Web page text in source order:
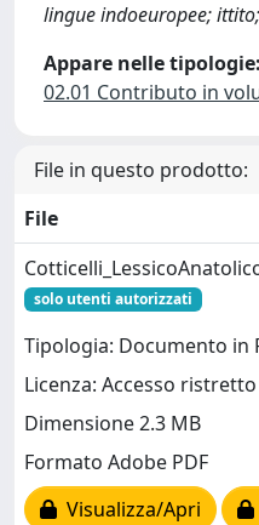
lingue indoeuropee;
Appare nelle tipologie:
02.01 Contributo in
File in questo prodotto:
File
solo utenti autorizzati
Tipologia: Documento in
Licenza: Accesso ristretto
Dimensione 2.3 MB
Formato Adobe PDF
Visualizza/Apri